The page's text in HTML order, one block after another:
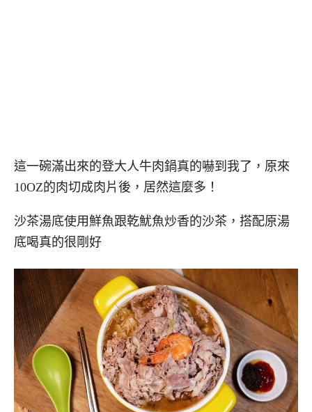
這一碗滿出來的登大人牛肉鍋真的嚇到我了，原來
10OZ的肉切成肉片後，居然這麼多！
沙茶湯底使用鮮魚跟乾魷魚炒香的沙茶，搭配原湯
底喝真的很剛好